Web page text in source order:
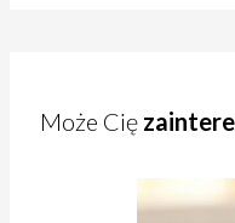
Może Cię